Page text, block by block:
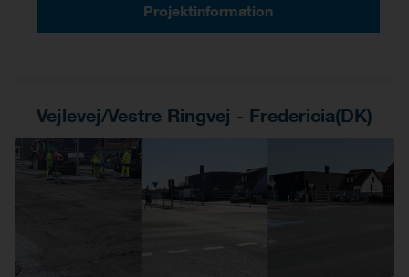
Projektinformation
Vejlevej/Vestre Ringvej - Fredericia(DK)